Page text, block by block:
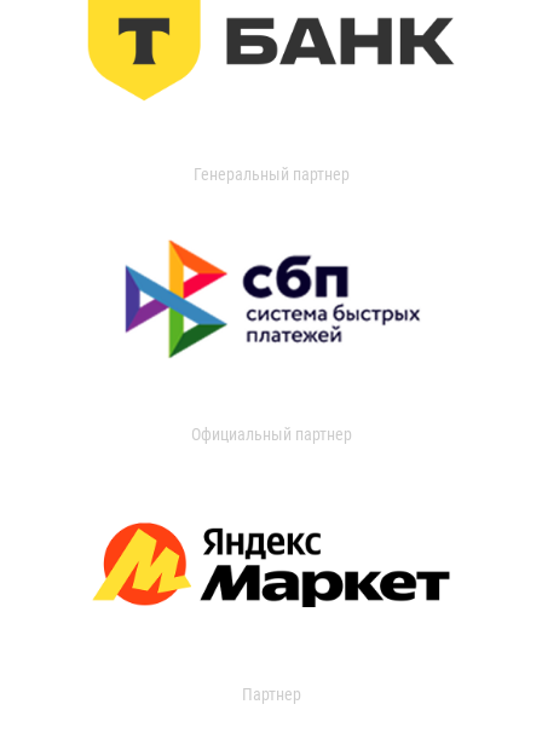
Генеральный партнер
Официальный партнер
Партнер